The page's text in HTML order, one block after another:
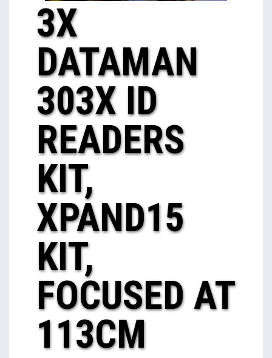
3X
DATAMAN
303X ID
READERS
KIT,
XPAND15
KIT,
FOCUSED AT
113CM